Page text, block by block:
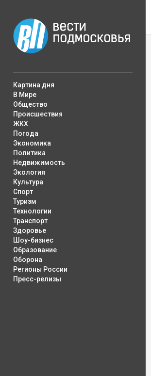
Картина дня
В Мире
Общество
Происшествия
ЖКХ
Погода
Экономика
Политика
Недвижимость
Экология
Культура
Спорт
Туризм
Технологии
Транспорт
Здоровье
Шоу-бизнес
Образование
Оборона
Регионы России
Пресс-релизы